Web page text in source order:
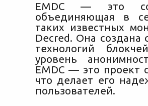
EMDC — это
объединяющая в
таких известных
Decred. Она создана
технологий
уровень
EMDC — это проект
что делает его
пользователей.